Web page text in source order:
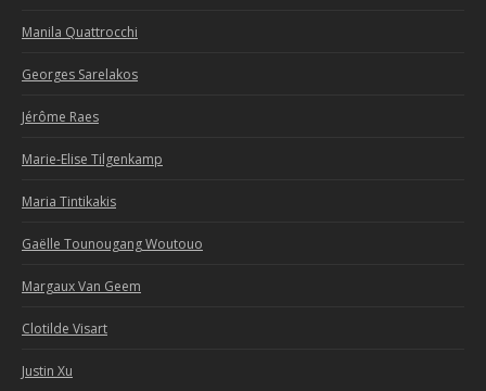
Manila Quattrocchi
Georges Sarelakos
Jérôme Raes
Marie-Elise Tilgenkamp
Maria Tintikakis
Gaëlle Tounougang Woutouo
Margaux Van Geem
Clotilde Visart
Justin Xu